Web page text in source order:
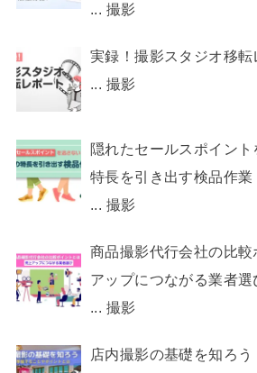
Pro で、 EC画像制作を“
... 撮影
実録！撮影スタジオ移転
... 撮影
隠れたセールスポイン
特長を引き出す検品作業
... 撮影
商品撮影代行会社の比
アップにつながる業者選
... 撮影
店内撮影の基礎を知ろ